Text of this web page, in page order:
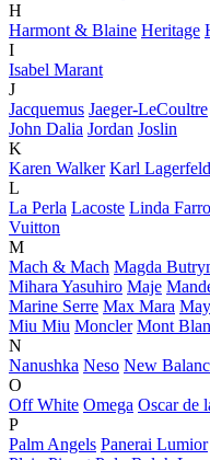
H
Harmont & Blaine Heritage
I
Isabel Marant
J
Jacquemus Jaeger-LeCoultre
John Dalia Jordan Joslin
K
Karen Walker Karl Lagerfeld
L
La Perla Lacoste Linda
Vuitton
M
Mach & Mach Magda
Mihara Yasuhiro Maje
Marine Serre Max Mara
Miu Miu Moncler Mont
N
Nanushka Neso New
O
Off White Omega Oscar de
P
Palm Angels Panerai Lumior